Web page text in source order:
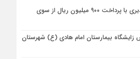
آزادی زندانی مالی دیری با پرداخت ۹۰۰ میلیون ریال از سوی
زایشگاه بیمارستان امام هادی (ع) شهرستان